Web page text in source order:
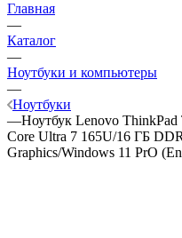
Главная
—
Каталог
—
Ноутбуки и компьютеры
—
Ноутбуки
—Ноутбук Lenovo
Core Ultra 7 165U/16 ГБ
Graphics/Windows 11 PrO